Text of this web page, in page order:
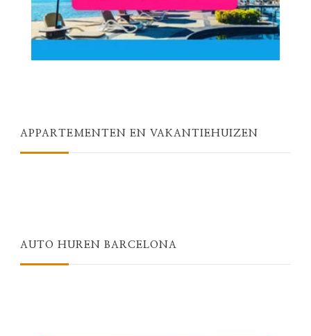
APPARTEMENTEN EN VAKANTIEHUIZEN
AUTO HUREN BARCELONA